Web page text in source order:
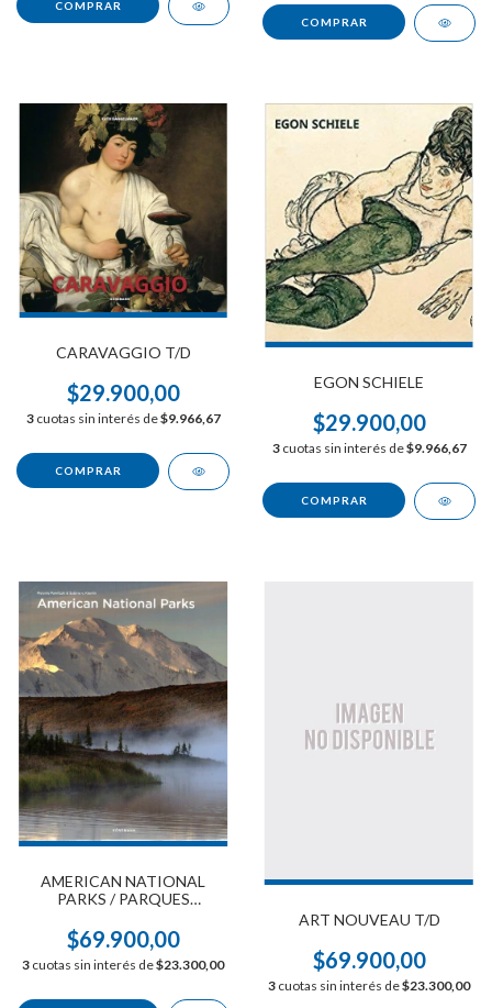
CARAVAGGIO T/D
$29.900,00
3 cuotas sin interés de$9.966,67
EGON SCHIELE
$29.900,00
3 cuotas sin interés de$9.966,67
AMERICAN NATIONAL
PARKS / PARQUES
UNIDOS
$69.900,00
3 cuotas sin interés de$23.300,00
ART NOUVEAU T/D
$69.900,00
3 cuotas sin interés de$23.300,00